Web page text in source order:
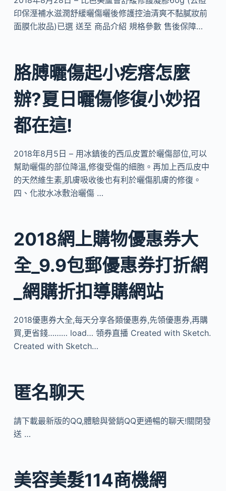
印保溼補水滋潤舒緩曬傷曬後修護控油清爽不黏膩妝前
面膜化妝品)已選 送至 商品介紹 規格參數 售後保障…
胳膊曬傷起小疙瘩怎麼
辦?夏日曬傷修復小妙招
都在這!
2018年8月5日 – 用冰鎮後的西瓜皮置於曬傷部位,可以
幫助曬傷的部位降溫,修復受傷的細胞。再加上西瓜皮中
的天然維生素,肌膚吸收後也有利於曬傷肌膚的修復。
四、化妝水冰敷治曬傷 …
2018網上購物優惠券大
全_9.9包郵優惠券打折網
_網購折扣導購網站
2018優惠券大全,每天分享各類優惠券,先領優惠券,再購
買,更省錢……… load… 領券直播 Created with Sketch.
Created with Sketch…
匿名聊天
請下載最新版的QQ,體驗與營銷QQ更通暢的聊天!關閉發
送 …
美容美髮114商機網